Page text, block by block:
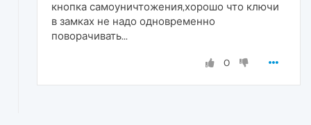
кнопка самоуничтожения,хорошо что ключи
в замках не надо одновременно
поворачивать...
0